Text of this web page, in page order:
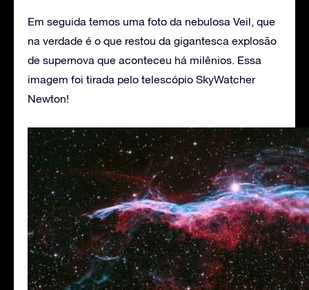
Em seguida temos uma foto da nebulosa Veil, que
na verdade é o que restou da gigantesca explosão
de supernova que aconteceu há milênios. Essa
imagem foi tirada pelo telescópio SkyWatcher
Newton!